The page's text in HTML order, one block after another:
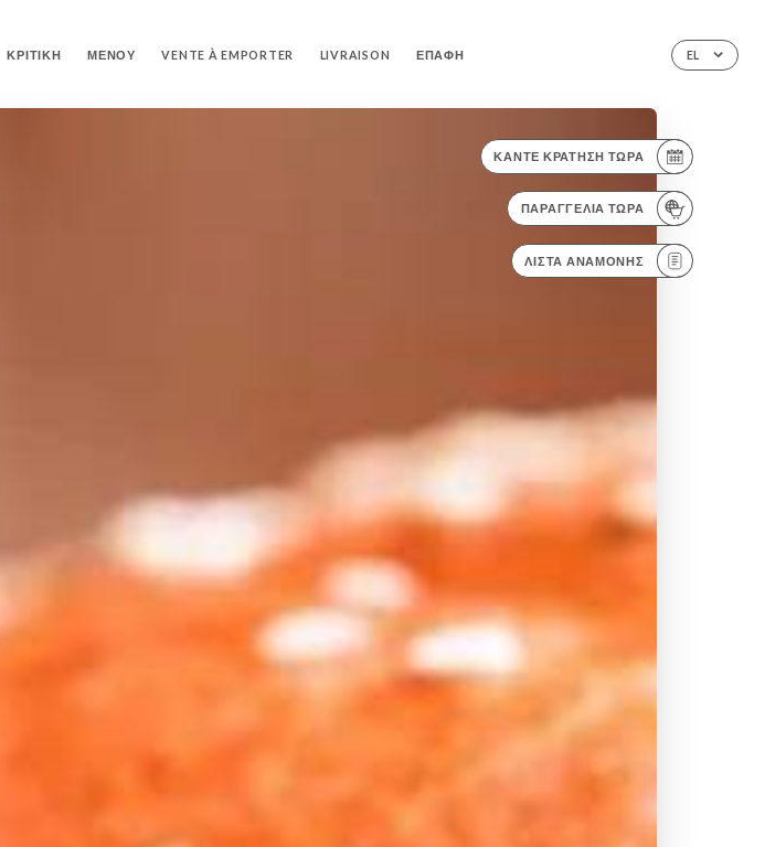
EL
ΚΡΙΤΙΚΉ ΜΕΝΟΎ VENTE À EMPORTER LIVRAISON ΕΠΑΦΉ
ΚΆΝΤΕ ΚΡΆΤΗΣΗ ΤΏΡΑ
ΠΑΡΑΓΓΕΛΊΑ ΤΏΡΑ
ΛΊΣΤΑ ΑΝΑΜΟΝΉΣ